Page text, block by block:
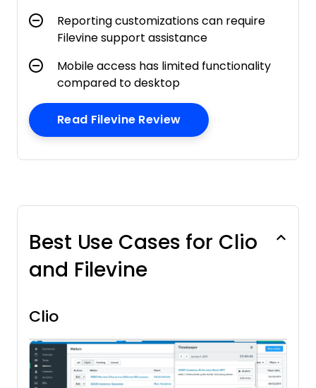
Reporting customizations can require
Filevine support assistance
Mobile access has limited functionality
compared to desktop
Read Filevine ReviewOpens New Window
Best Use Cases for Clio
and Filevine
Clio